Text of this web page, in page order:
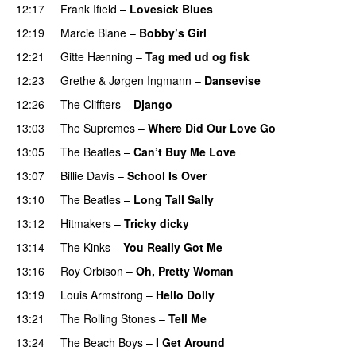
12:17 Frank Ifield – Lovesick Blues
12:19 Marcie Blane – Bobby’s Girl
12:21 Gitte Hænning – Tag med ud og fisk
12:23
Grethe & Jørgen Ingmann – Dansevise
12:26 The Cliffters – Django
13:03 The Supremes – Where Did Our Love Go
13:05 The Beatles – Can’t Buy Me Love
13:07 Billie Davis – School Is Over
13:10 The Beatles – Long Tall Sally
13:12 Hitmakers – Tricky dicky
13:14 The Kinks – You Really Got Me
13:16
Roy Orbison – Oh, Pretty Woman
13:19 Louis Armstrong – Hello Dolly
13:21 The Rolling Stones – Tell Me
13:24 The Beach Boys – I Get Around